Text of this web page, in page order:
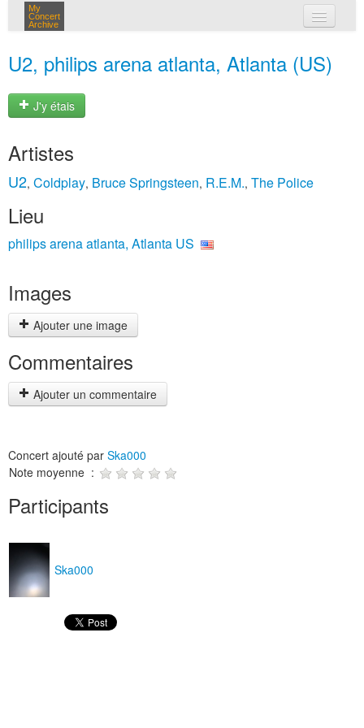
My
Concert
Archive
U2, philips arena atlanta, Atlanta (US)
J'y étais
Artistes
U2, Coldplay, Bruce Springsteen, R.E.M., The Police
Lieu
philips arena atlanta, Atlanta US
Images
Ajouter une image
Commentaires
Ajouter un commentaire
Concert ajouté par Ska000
Note moyenne :
Participants
Ska000